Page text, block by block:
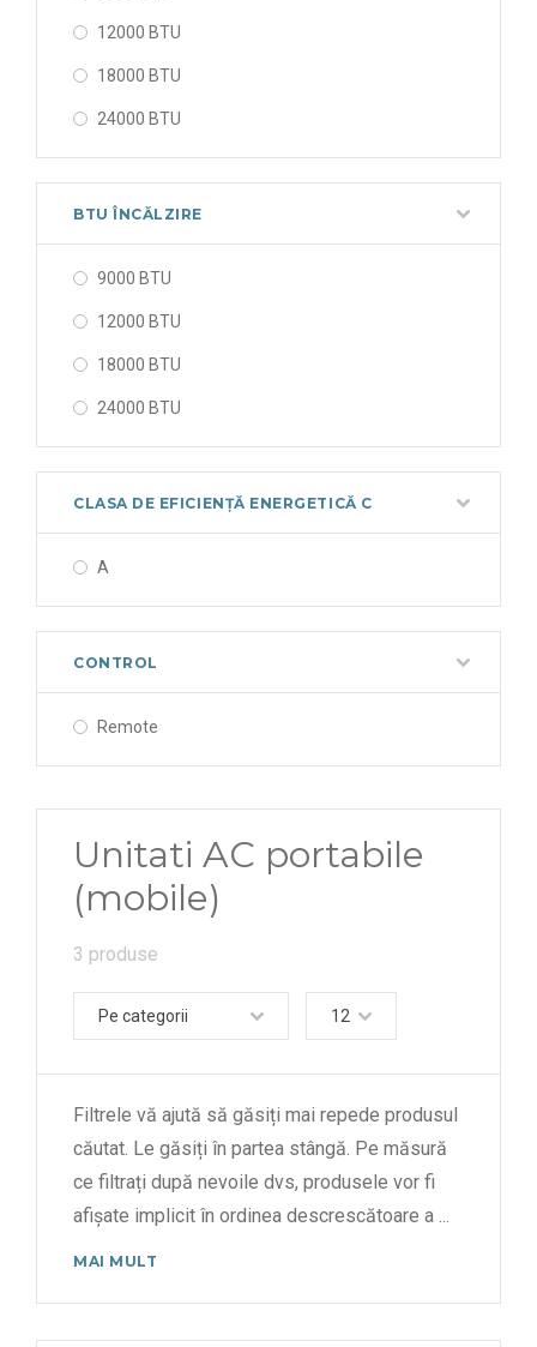
12000 BTU
18000 BTU
24000 BTU
BTU ÎNCĂLZIRE
9000 BTU
12000 BTU
18000 BTU
24000 BTU
CLASA DE EFICIENȚĂ ENERGETICĂ C
A
CONTROL
Remote
Unitati AC portabile
(mobile)
3 produse
Pe categorii 12
Filtrele vă ajută să găsiți mai repede produsul
căutat. Le găsiți în partea stângă. Pe măsură
ce filtrați după nevoile dvs, produsele vor fi
afișate implicit în ordinea descrescătoare a
MAI MULT